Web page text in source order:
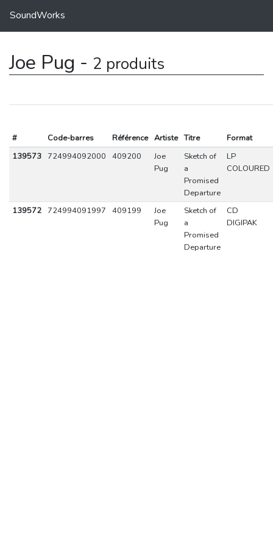
SoundWorks
Joe Pug - 2 produits
# Code-barres Référence Artiste Titre
Format
139573
724994092000 409200
Joe
Pug
Sketch of
a
Promised
Departure
LP
COLOURED
139572 724994091997 409199
Joe
Pug
Sketch of
a
Promised
Departure
CD
DIGIPAK